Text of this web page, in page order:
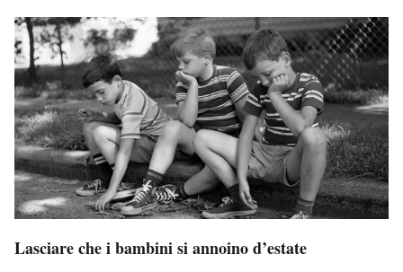
Lasciare che i bambini si annoino d’estate